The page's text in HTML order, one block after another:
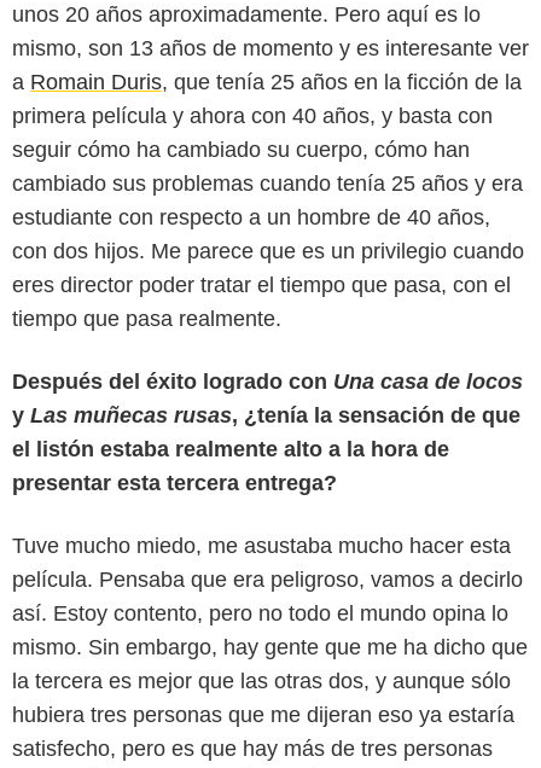
unos 20 años aproximadamente. Pero aquí es lo
mismo, son 13 años de momento y es interesante ver
a Romain Duris, que tenía 25 años en la ficción de la
primera película y ahora con 40 años, y basta con
seguir cómo ha cambiado su cuerpo, cómo han
cambiado sus problemas cuando tenía 25 años y era
estudiante con respecto a un hombre de 40 años,
con dos hijos. Me parece que es un privilegio cuando
eres director poder tratar el tiempo que pasa, con el
tiempo que pasa realmente.
Después del éxito logrado con Una casa de locos
y Las muñecas rusas, ¿tenía la sensación de que
el listón estaba realmente alto a la hora de
presentar esta tercera entrega?
Tuve mucho miedo, me asustaba mucho hacer esta
película. Pensaba que era peligroso, vamos a decirlo
así. Estoy contento, pero no todo el mundo opina lo
mismo. Sin embargo, hay gente que me ha dicho que
la tercera es mejor que las otras dos, y aunque sólo
hubiera tres personas que me dijeran eso ya estaría
satisfecho, pero es que hay más de tres personas